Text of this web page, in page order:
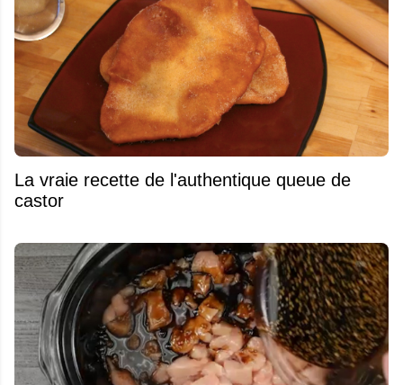
La vraie recette de l'authentique queue de
castor